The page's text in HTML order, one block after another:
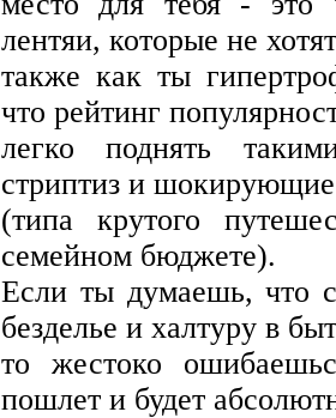
лентяи, которые не
также как ты
что рейтинг
легко поднять
стриптиз и
(типа крутого
семейном бюджете).
Если ты думаешь, что
безделье и халтуру в
то жестоко
пошлет и будет